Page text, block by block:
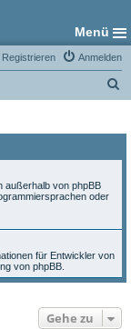
Menü
Anmelden
Registrieren
außerhalb von phpBB
oder
für Entwickler von
von phpBB.
Gehe zu